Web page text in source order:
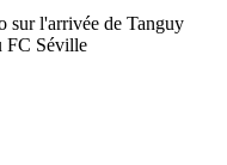
sur l'arrivée de Tanguy
FC Séville